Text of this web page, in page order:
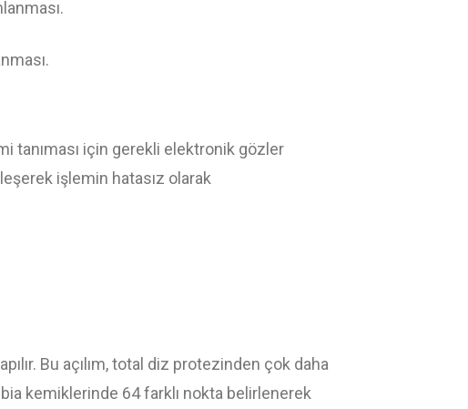
tanıması için gerekli elektronik gözler
işlemin hatasız olarak
Bu açılım, total diz protezinden çok daha
kemiklerinde 64 farklı nokta belirlenerek